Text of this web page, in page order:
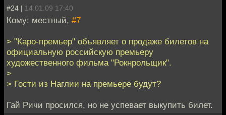
#24 | 14.01.09 17:40
Кому: местный, #7
> "Каро-премьер" объявляет о продаже билетов на
официальную российскую премьеру
художественного фильма "Рокнрольщик".
>
> Гости из Наглии на премьере будут?
Гай Ричи просился, но не успевает выкупить билет.